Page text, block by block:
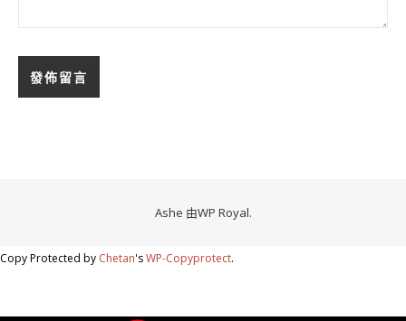
Ashe 由WP Royal.
Copy Protected by Chetan'sWP-Copyprotect.